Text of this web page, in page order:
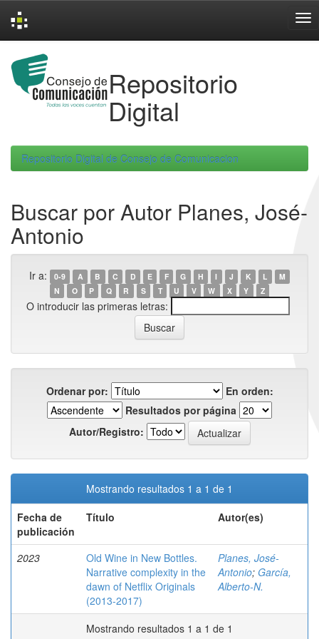
navigation
Repositorio
Digital
Repositorio Digital de Consejo de Comunicacion
Buscar por Autor Planes, José-
Antonio
Ir a: 0-9 A B C D E F G H I J K L
M
N
O P Q R S T U V W X Y Z
O introducir las primeras letras:
Ordenar por:
En orden:
Resultados por página
Autor/Registro:
Mostrando resultados 1 a 1 de 1
Fecha de
publicación
Título Autor(es)
2023
Old Wine in New Bottles.
Narrative complexity in the
dawn of Netflix Originals
(2013-2017)
Planes, José-
Antonio; García,
Alberto-N.
Mostrando resultados 1 a 1 de 1